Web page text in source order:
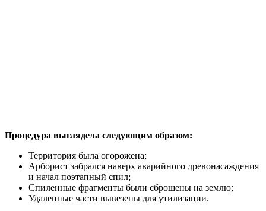
Процедура выглядела следующим образом:
Территория была огорожена;
Арборист забрался наверх аварийного древонасаждения
и начал поэтапный спил;
Спиленные фрагменты были сброшены на землю;
Удаленные части вывезены для утилизации.